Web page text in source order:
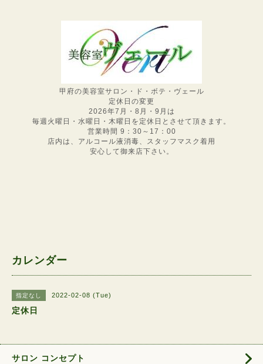
甲府の美容室サロン・ド・ボテ・ヴェール
定休日の変更
2026年7月・8月・9月は
毎週火曜日・水曜日・木曜日を定休日とさせて頂きます。
営業時間 9：30～17：00
店内は、アルコール液消毒、スタッフマスク着用
安心して御来店下さい。
カレンダー
指定なし 2022-02-08 (Tue)
定休日
サロン コンセプト